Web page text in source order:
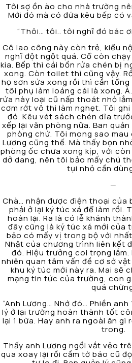
Tôi sợ ồn ào cho nhà trường
Mới đó mà có đứa kêu bếp có
“Thôi… tôi.. tôi nghĩ đó bác
Cô lao công này còn trẻ, kiểu
nghĩ đột ngột quá. Cổ còn
kia. Bếp thì cái bồn rửa chén bị
xong. Còn toilet thì cũng vậy.
họ sơn sửa xong rồi thì cần tổng
tôi phụ làm loáng cái là xong.
rửa này loại cũ nấp thoát nhỏ
cơm rớt vô thì làm nghẹt. Tôi
đó. Kêu vét sách chén dĩa
xếp lại văn phòng nữa. Ban
phòng chứ. Tôi mong sao mau
Lương cũng thế. Mà thấy bọn
phòng ốc chưa xong kịp, với
dở dang, nên tôi bảo mấy chú
tụi nhỏ cần
—
Chà… nhận được điện thoại của
phải ở lại ký túc xá để làm rồi.
hoàn lại. Ra là có lễ khánh
đây cũng là ký túc xá mới của
bảo có mấy vị trong bộ với
Nhật của chương trình liên kết
đó. Hiệu trưởng coi trọng
nhiên quan tâm vấn đề cơ sở
khu ký túc mới này ra. Mai sẽ
mạng tin tức của trường, con
quá
“Anh Lương… Nhớ đó… Phiền
lý ở lại trường hoàn thành tốt
lại 1 bữa. Hay anh ra ngoài ăn gì
trong.
Thấy anh Lương ngồi vắt vẻo
qua xoay lại rồi cầm tờ báo cũ